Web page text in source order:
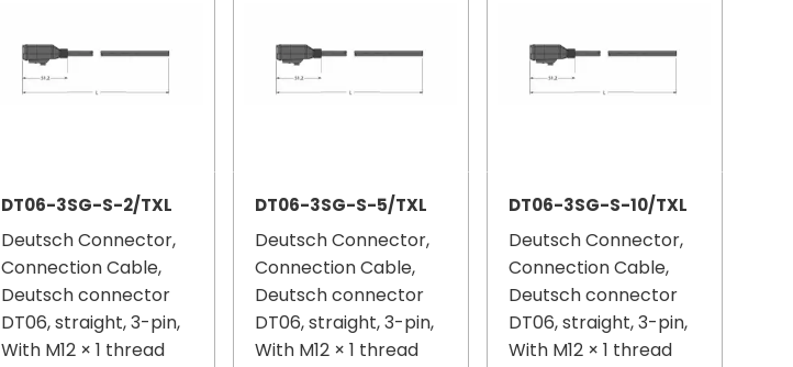
DT06-3SG-S-2/TXL
Deutsch Connector,
Connection Cable,
Deutsch connector
DT06, straight, 3-pin,
With M12 × 1 thread
DT06-3SG-S-5/TXL
Deutsch Connector,
Connection Cable,
Deutsch connector
DT06, straight, 3-pin,
With M12 × 1 thread
DT06-3SG-S-10/TXL
Deutsch Connector,
Connection Cable,
Deutsch connector
DT06, straight, 3-pin,
With M12 × 1 thread